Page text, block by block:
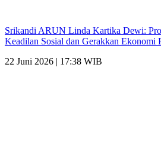
Srikandi ARUN Linda Kartika Dewi:
Keadilan Sosial dan Gerakkan Ekonomi
22 Juni 2026 | 17:38 WIB